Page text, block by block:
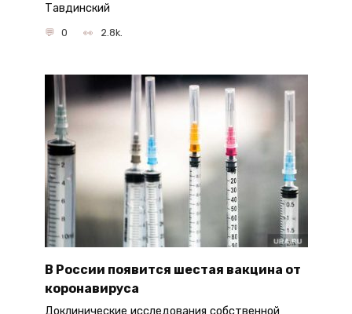
Тавдинский
0 2.8k.
В России появится шестая вакцина от
коронавируса
Доклинические исследования собственной